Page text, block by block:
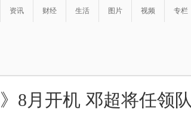
资讯 财经 生活 图片 视频 专栏
8月开机 邓超将任领队